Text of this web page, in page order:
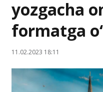
yozgacha
formatga
11.02.2023 18:11